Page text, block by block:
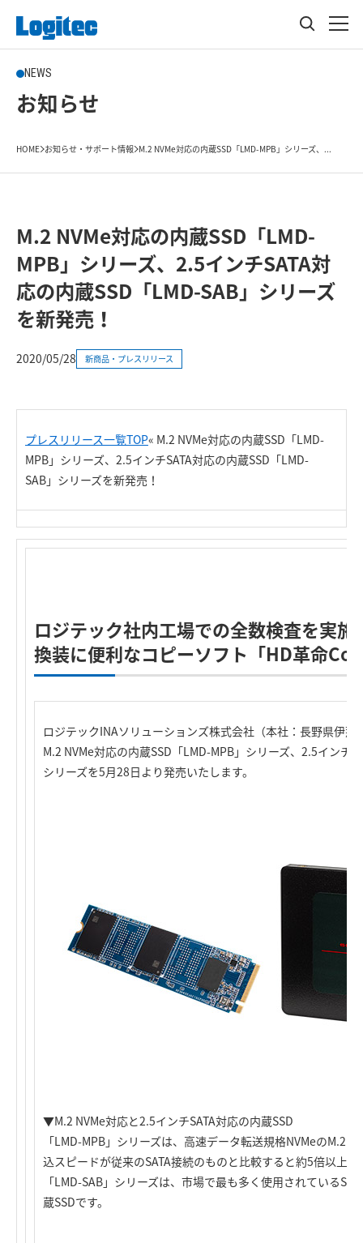
NEWS
お知らせ
HOME お知らせ・サポート情報 M.2 NVMe対応の内蔵SSD「LMD-MPB」シリーズ、...
M.2 NVMe対応の内蔵SSD「LMD-
MPB」シリーズ、2.5インチSATA対
応の内蔵SSD「LMD-SAB」シリーズ
を新発売！
2020/05/28 新商品・プレスリリース
プレスリリース一覧TOP« M.2 NVMe対応の内蔵SSD「LMD-
MPB」シリーズ、2.5インチSATA対応の内蔵SSD「LMD-
SAB」シリーズを新発売！
ロジテック社内工場での全数検査を実施
換装に便利なコピーソフト「HD革命
ロジテックINAソリューションズ株式会社（本社：長野県伊
M.2 NVMe対応の内蔵SSD「LMD-MPB」シリーズ、 2.5インチ
シリーズを5月28日より発売いたします。
▼M.2 NVMe対応と2.5インチSATA対応の内蔵SSD
「LMD-MPB」シリーズは、高速データ転送規格NVMeのM.2
込スピードが従来のSATA接続のものと比較すると約5倍以上
「LMD-SAB」シリーズは、市場で最も多く使用されている
蔵SSDです。